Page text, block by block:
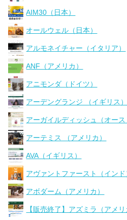
AIM30（日本）
オールウェル（日本）
アルモネイチャー（イタリア）
ANF（アメリカ）
アニモンダ（ドイツ）
アーデングランジ （イギリス）
アーガイルディッシュ（オース
アーテミス （アメリカ）
AVA（イギリス）
アヴァントファースト（インド
アボダーム（アメリカ）
【販売終了】アズミラ（アメリ